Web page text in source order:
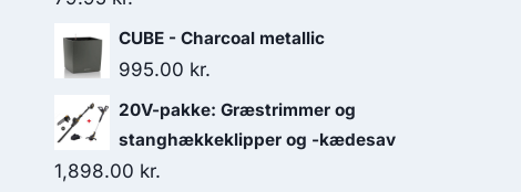
CUBE - Charcoal metallic
995.00 kr.
20V-pakke: Græstrimmer og
stanghækkeklipper og -kædesav
1,898.00 kr.